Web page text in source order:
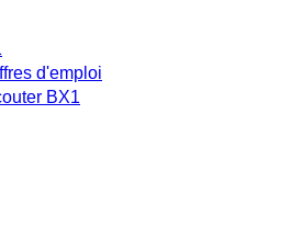
d'emploi
BX1